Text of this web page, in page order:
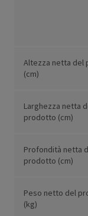
Altezza netta del
(cm)
Larghezza netta
prodotto (cm)
Profondità netta
prodotto (cm)
Peso netto del
(kg)